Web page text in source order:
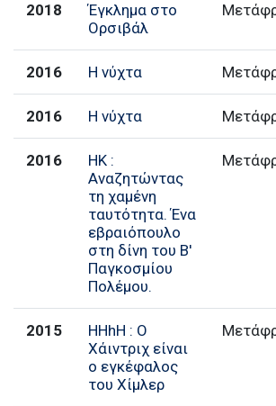
2018
Έγκλημα στο
Ορσιβάλ
2016 Η νύχτα
2016 Η νύχτα
2016
ΗΚ :
Αναζητώντας
τη χαμένη
ταυτότητα. Ένα
εβραιόπουλο
στη δίνη του Β'
Παγκοσμίου
Πολέμου.
2015
HHhH : Ο
Χάιντριχ είναι
ο εγκέφαλος
του Χίμλερ